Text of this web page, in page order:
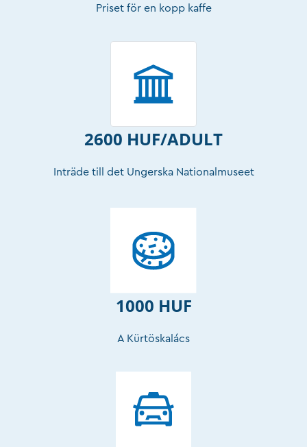
Priset för en kopp kaffe
2600 HUF/ADULT
Inträde till det Ungerska Nationalmuseet
1000 HUF
A Kürtöskalács